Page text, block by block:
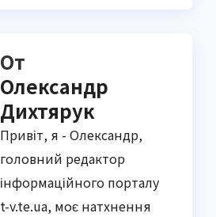
От
Олександр
Дихтярук
Привіт, я - Олександр,
головний редактор
інформаційного порталу
t-v.te.ua, моє натхнення